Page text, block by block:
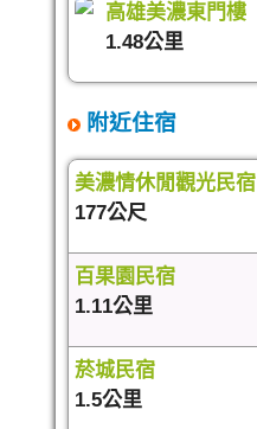
高雄美濃東門樓
1.48公里
附近住宿
美濃情休閒觀光民宿
177公尺
百果園民宿
1.11公里
菸城民宿
1.5公里